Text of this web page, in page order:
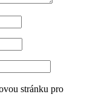
stránku pro